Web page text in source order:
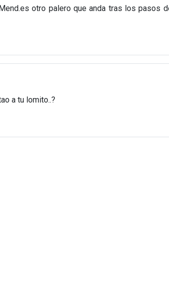
otro palero que anda tras los pasos
a tu lomito..?